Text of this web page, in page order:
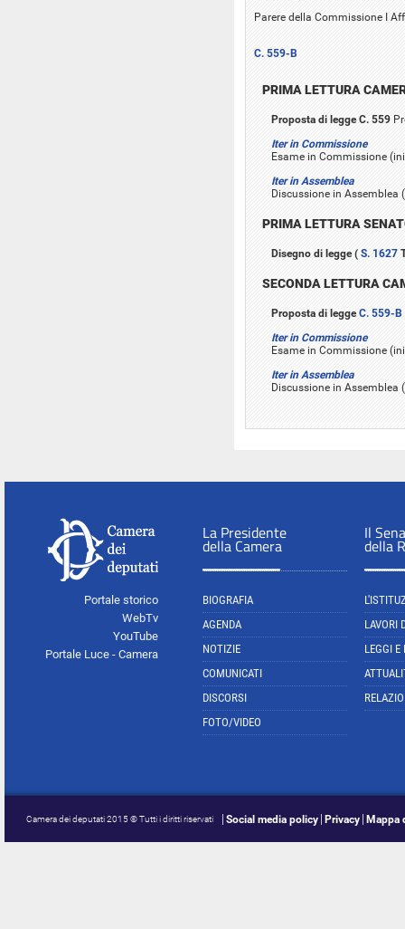
Parere della Commissione I
C. 559-B
PRIMA LETTURA
Proposta di legge C. 559
Iter in Commissione
Esame in Commissione
Iter in Assemblea
Discussione in
PRIMA LETTURA
Disegno di legge ( S. 1627
SECONDA LETTURA
Proposta di leggeC. 559-B
Iter in Commissione
Esame in Commissione
Iter in Assemblea
Discussione in
Portale storico
WebTv
YouTube
Portale Luce - Camera
La Presidente
della Camera
BIOGRAFIA
AGENDA
NOTIZIE
COMUNICATI
DISCORSI
FOTO/VIDEO
Il
della
LAVORI
LEGGI E
Camera dei deputati 2015 © Tutti i diritti riservati Social media policy Privacy Mappa